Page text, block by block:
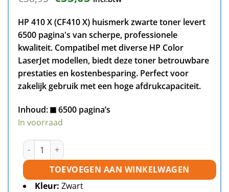
prijs
was:
€58,95.
prijs
is:
€53,05.
HP 410 X (CF410 X) huismerk zwarte toner levert
6500 pagina's van scherpe, professionele
kwaliteit. Compatibel met diverse HP Color
LaserJet modellen, biedt deze toner betrouwbare
prestaties en kostenbesparing. Perfect voor
zakelijk gebruik met een hoge afdrukcapaciteit.
Inhoud:
6500 pagina’s
In voorraad
HP 410X (CF410X) toner zwart huismerk aantal
TOEVOEGEN AAN WINKELWAGEN
Kleur: Zwart